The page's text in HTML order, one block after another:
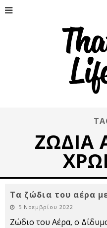
ΖΏΔΙΑ
Τα ζώδια του αέρα
5 Νοεμβρίου 2022
Ζώδιο του Αέρα, ο